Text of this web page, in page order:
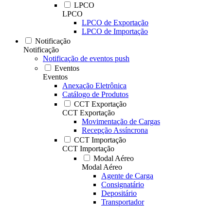
LPCO
LPCO
LPCO de Exportação
LPCO de Importação
Notificação
Notificação
Notificação de eventos push
Eventos
Eventos
Anexação Eletrônica
Catálogo de Produtos
CCT Exportação
CCT Exportação
Movimentação de Cargas
Recepção Assíncrona
CCT Importação
CCT Importação
Modal Aéreo
Modal Aéreo
Agente de Carga
Consignatário
Depositário
Transportador